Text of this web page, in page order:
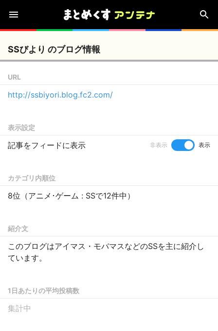
SSびより のブログ情報
URL
http://ssbiyori.blog.fc2.com/
表示設定
記事をフィードに表示 非表示 表示
カテゴリ内順位
8位（アニメ･ゲーム : SSで12件中）
紹介文
このブログはアイマス・モバマスなどのSSを主に紹介し
ています。
1日あたりの平均投稿数
集計中